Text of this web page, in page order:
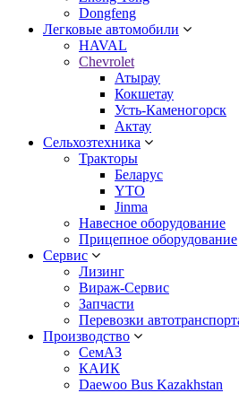
Dongfeng
Легковые автомобили
HAVAL
Chevrolet
Атырау
Кокшетау
Усть-Каменогорск
Актау
Сельхозтехника
Тракторы
Беларус
YTO
Jinma
Навесное оборудование
Прицепное оборудование
Сервис
Лизинг
Вираж-Сервис
Запчасти
Перевозки
Производство
СемАЗ
КАИК
Daewoo Bus Kazakhstan